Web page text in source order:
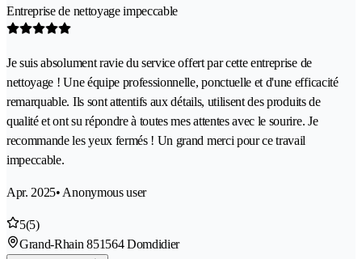
Entreprise de nettoyage impeccable
Je suis absolument ravie du service offert par cette entreprise de
nettoyage ! Une équipe professionnelle, ponctuelle et d'une efficacité
remarquable. Ils sont attentifs aux détails, utilisent des produits de
qualité et ont su répondre à toutes mes attentes avec le sourire. Je
recommande les yeux fermés ! Un grand merci pour ce travail
impeccable.
Apr. 2025• Anonymous user
5(5)
Grand-Rhain 851564 Domdidier